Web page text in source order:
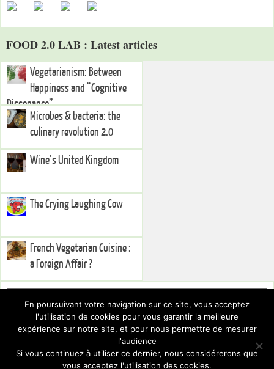
FOOD 2.0 LAB : Latest articles
Vegetarianism: Between
Happiness and “Cognitive
Dissonance”
Microbes & bacteria: the
culinary revolution 2.0
Wine’s United Kingdom
The Crying Laughing Cow
French Vegetarian Cuisine :
a Foreign Affair ?
You currently have no widgets set in the right sidebar. You can add
widgets via the Dashboard.
To hide this sidebar, switch to a different Layout via the
En poursuivant votre navigation sur ce site, vous acceptez
l'utilisation de cookies pour vous garantir la meilleure
expérience sur notre site, et pour nous permettre de mesurer
l'audience
Si vous continuez à utiliser ce dernier, nous considérerons que
vous acceptez l'utilisation des cookies.